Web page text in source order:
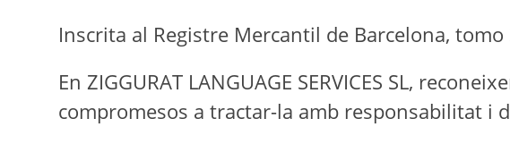
Inscrita al Registre Mercantil de Barcelona,
En ZIGGURAT LANGUAGE SERVICES SL,
compromesos a tractar-la amb responsabilitat i